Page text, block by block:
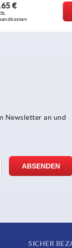
€
Newsletter an und
SICHER